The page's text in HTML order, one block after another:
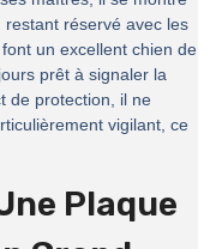
réservé avec les
un excellent chien de
prêt à signaler la
de protection, il ne
vigilant, ce
Plaque